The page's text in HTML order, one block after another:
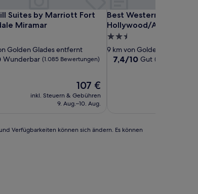
Suites by Marriott Fort
Miramar
Suites by Marriott Fort Lauderdale Miramar
Golden Glades entfernt
Wunderbar (1.085 Bewertungen)
Der
Preis
beträgt
107 €
inkl. Steuern & Gebühren
9. Aug.–10. Aug.
Best Western Plus
Hollywood/Aventura
Best Western Plus
2.5-
Sterne-
Unterkunft
9 km von Golden Glades
7.4
7,4/10 Gut (1.489
Verfügbarkeiten können sich ändern. Es können